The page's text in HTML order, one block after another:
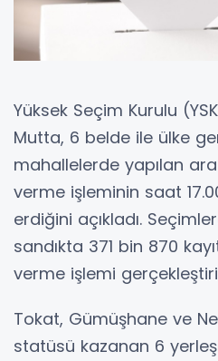
Yüksek Seçim Kurulu
Mutta, 6 belde ile ülke
mahallelerde yapılan
verme işleminin saat
erdiğini açıkladı.
sandıkta 371 bin 870
verme işlemi
Tokat, Gümüşhane ve
statüsü kazanan 6